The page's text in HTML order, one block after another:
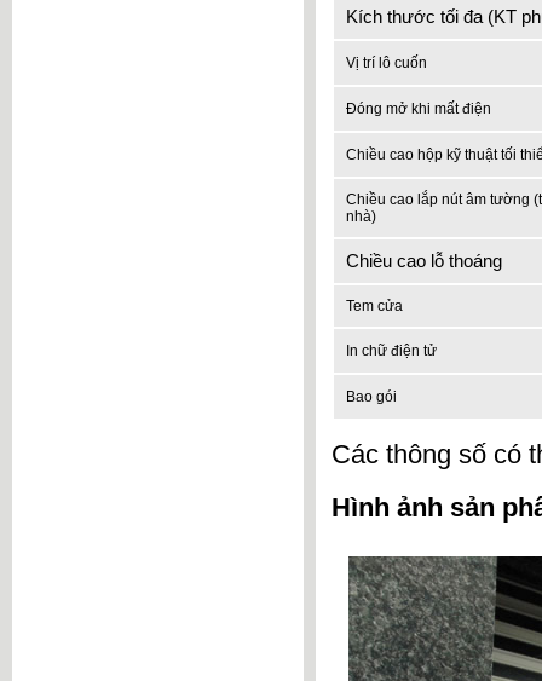
Kích thước tối đa (KT
Vị trí lô cuốn
Đóng mở khi mất điện
Chiều cao hộp kỹ thuật tối
Chiều cao lắp nút âm tường
nhà)
Chiều cao lỗ thoáng
Tem cửa
In chữ điện tử
Bao gói
Các thông số có
Hình ảnh sản